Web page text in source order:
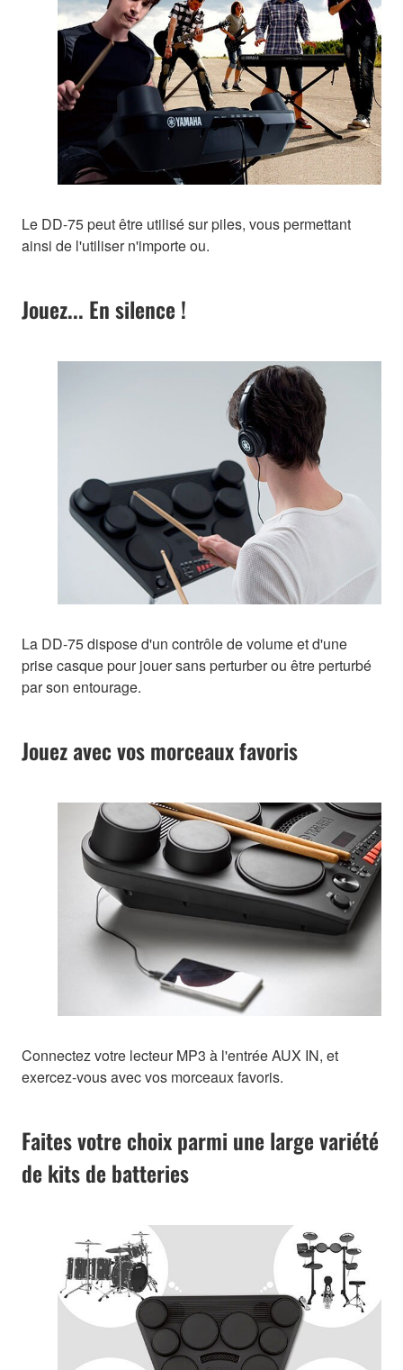
Le DD-75 peut être utilisé sur piles, vous permettant
ainsi de l'utiliser n'importe ou.
Jouez... En silence !
La DD-75 dispose d'un contrôle de volume et d'une
prise casque pour jouer sans perturber ou être perturbé
par son entourage.
Jouez avec vos morceaux favoris
Connectez votre lecteur MP3 à l'entrée AUX IN, et
exercez-vous avec vos morceaux favoris.
Faites votre choix parmi une large variété
de kits de batteries